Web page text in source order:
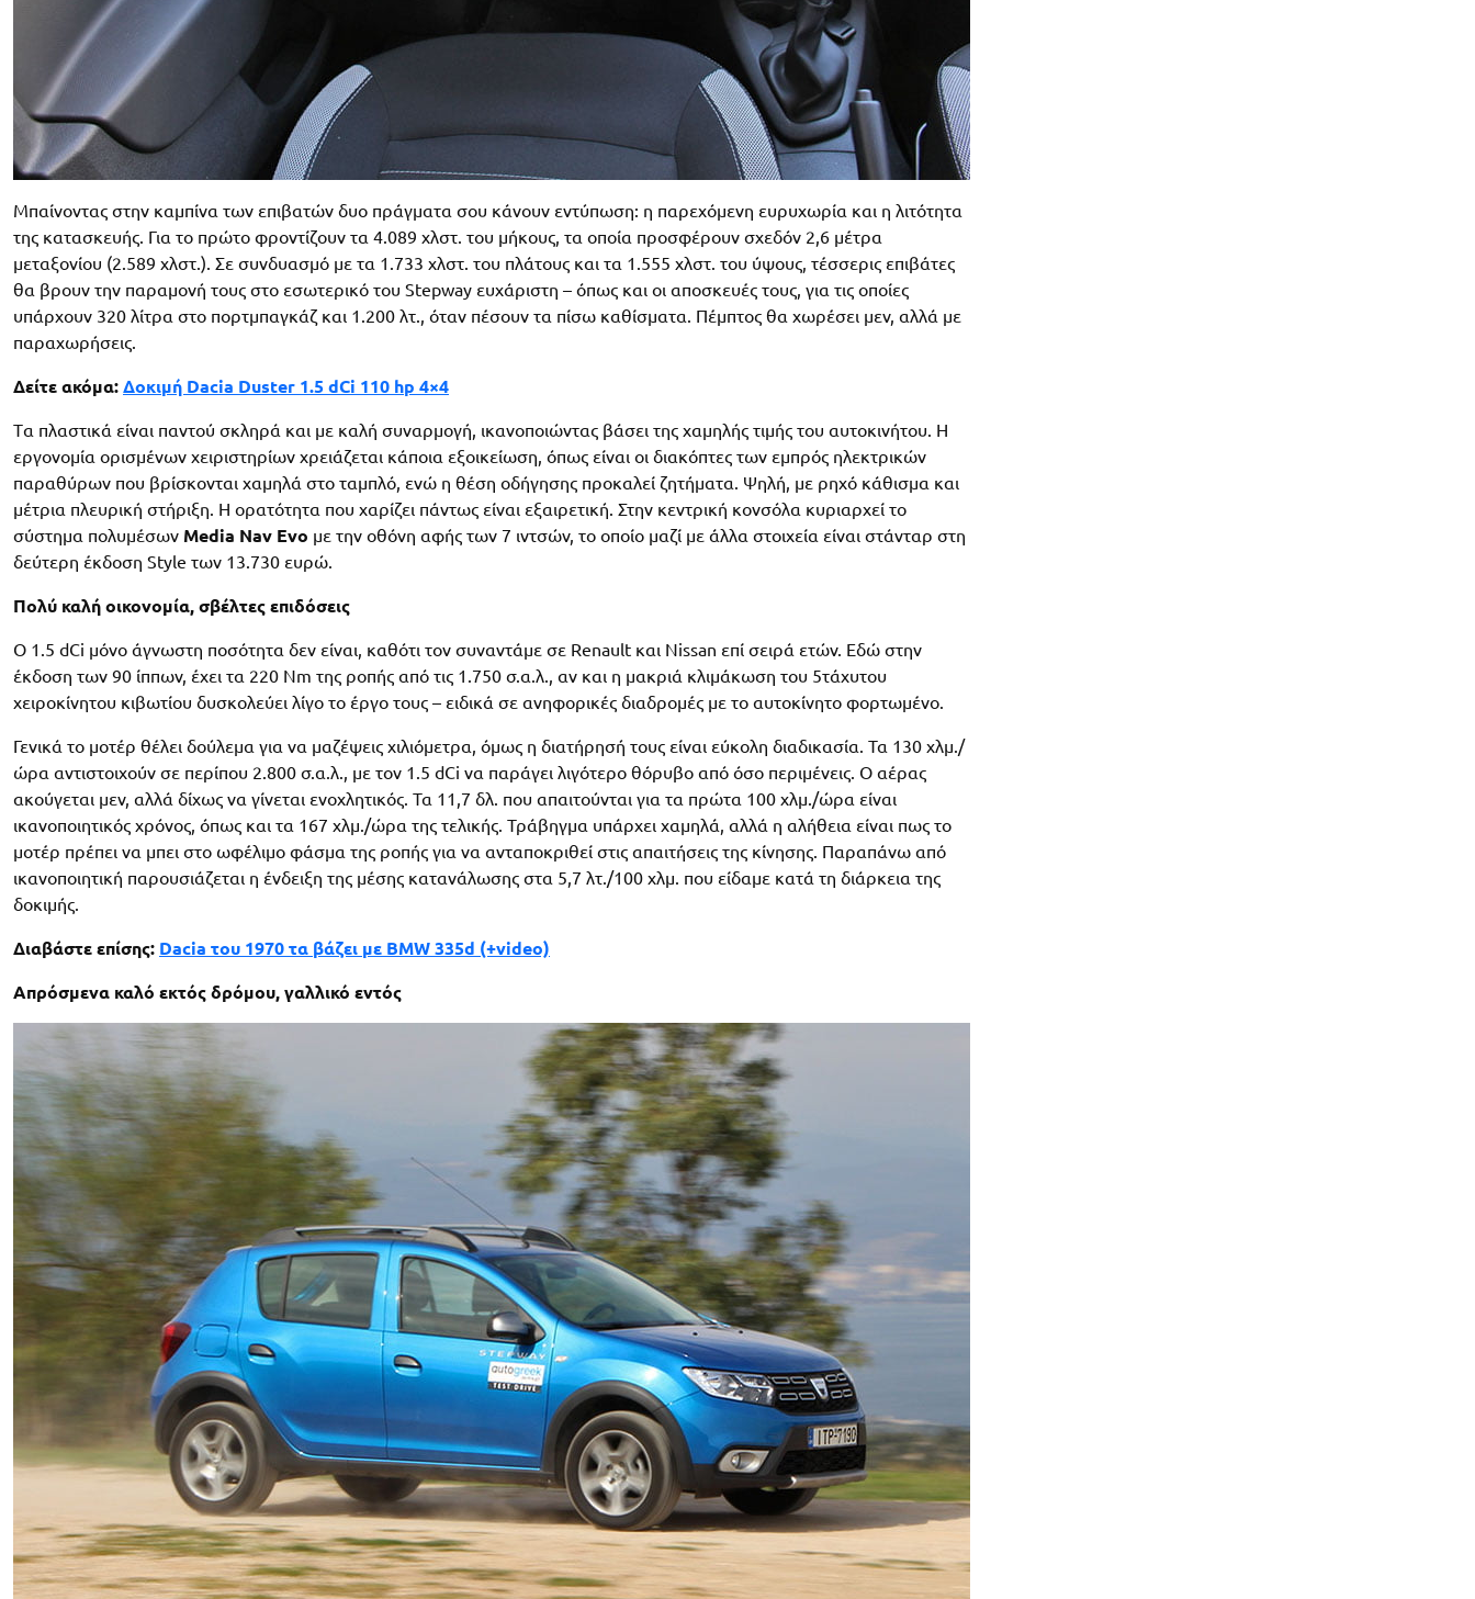
Μπαίνοντας στην καμπίνα των επιβατών δυο πράγματα σου κάνουν εντύπωση: η παρεχόμενη ευρυχωρία και η λιτότητα
της κατασκευής. Για το πρώτο φροντίζουν τα 4.089 χλστ. του μήκους, τα οποία προσφέρουν σχεδόν 2,6 μέτρα
μεταξονίου (2.589 χλστ.). Σε συνδυασμό με τα 1.733 χλστ. του πλάτους και τα 1.555 χλστ. του ύψους, τέσσερις επιβάτες
θα βρουν την παραμονή τους στο εσωτερικό του Stepway ευχάριστη – όπως και οι αποσκευές τους, για τις οποίες
υπάρχουν 320 λίτρα στο πορτμπαγκάζ και 1.200 λτ., όταν πέσουν τα πίσω καθίσματα. Πέμπτος θα χωρέσει μεν, αλλά με
παραχωρήσεις.
Δείτε ακόμα: Δοκιμή Dacia Duster 1.5 dCi 110 hp 4×4
Tα πλαστικά είναι παντού σκληρά και με καλή συναρμογή, ικανοποιώντας βάσει της χαμηλής τιμής του αυτοκινήτου. Η
εργονομία ορισμένων χειριστηρίων χρειάζεται κάποια εξοικείωση, όπως είναι οι διακόπτες των εμπρός ηλεκτρικών
παραθύρων που βρίσκονται χαμηλά στο ταμπλό, ενώ η θέση οδήγησης προκαλεί ζητήματα. Ψηλή, με ρηχό κάθισμα και
μέτρια πλευρική στήριξη. Η ορατότητα που χαρίζει πάντως είναι εξαιρετική. Στην κεντρική κονσόλα κυριαρχεί το
σύστημα πολυμέσων Media Nav Evo με την οθόνη αφής των 7 ιντσών, το οποίο μαζί με άλλα στοιχεία είναι στάνταρ στη
δεύτερη έκδοση Style των 13.730 ευρώ.
Πολύ καλή οικονομία, σβέλτες επιδόσεις
Ο 1.5 dCi μόνο άγνωστη ποσότητα δεν είναι, καθότι τον συναντάμε σε Renault και Nissan επί σειρά ετών. Εδώ στην
έκδοση των 90 ίππων, έχει τα 220 Nm της ροπής από τις 1.750 σ.α.λ., αν και η μακριά κλιμάκωση του 5τάχυτου
χειροκίνητου κιβωτίου δυσκολεύει λίγο το έργο τους – ειδικά σε ανηφορικές διαδρομές με το αυτοκίνητο φορτωμένο.
Γενικά το μοτέρ θέλει δούλεμα για να μαζέψεις χιλιόμετρα, όμως η διατήρησή τους είναι εύκολη διαδικασία. Τα 130 χλμ./
ώρα αντιστοιχούν σε περίπου 2.800 σ.α.λ., με τον 1.5 dCi να παράγει λιγότερο θόρυβο από όσο περιμένεις. Ο αέρας
ακούγεται μεν, αλλά δίχως να γίνεται ενοχλητικός. Τα 11,7 δλ. που απαιτούνται για τα πρώτα 100 χλμ./ώρα είναι
ικανοποιητικός χρόνος, όπως και τα 167 χλμ./ώρα της τελικής. Τράβηγμα υπάρχει χαμηλά, αλλά η αλήθεια είναι πως το
μοτέρ πρέπει να μπει στο ωφέλιμο φάσμα της ροπής για να ανταποκριθεί στις απαιτήσεις της κίνησης. Παραπάνω από
ικανοποιητική παρουσιάζεται η ένδειξη της μέσης κατανάλωσης στα 5,7 λτ./100 χλμ. που είδαμε κατά τη διάρκεια της
δοκιμής.
Διαβάστε επίσης: Dacia του 1970 τα βάζει με BMW 335d (+video)
Απρόσμενα καλό εκτός δρόμου, γαλλικό εντός